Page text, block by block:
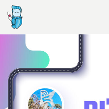
הפרופיל שלי
התנתק